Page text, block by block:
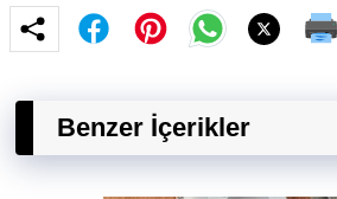
Benzer İçerikler